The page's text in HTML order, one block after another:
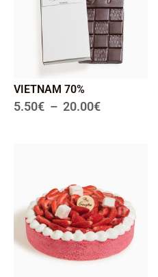
VIETNAM 70%
5.50€ – 20.00€